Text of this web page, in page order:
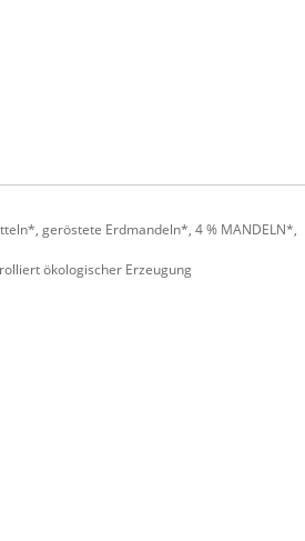
geröstete Erdmandeln*, 4 % MANDELN*,
ökologischer Erzeugung